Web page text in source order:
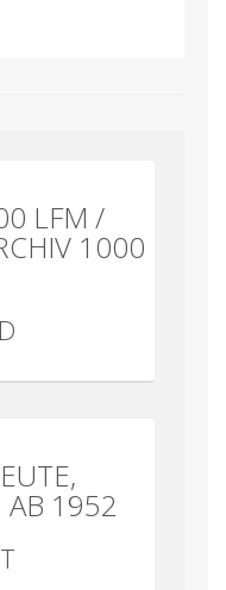
LFM /
1000
AB 1952